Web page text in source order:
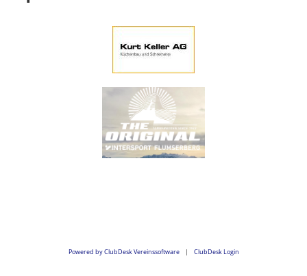
Powered by ClubDesk Vereinssoftware| ClubDesk Login